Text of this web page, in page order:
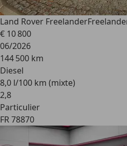
Land Rover Freelander
€ 10 800
06/2026
144 500 km
Diesel
8,0 l/100 km (mixte)
2,8
Particulier
FR 78870